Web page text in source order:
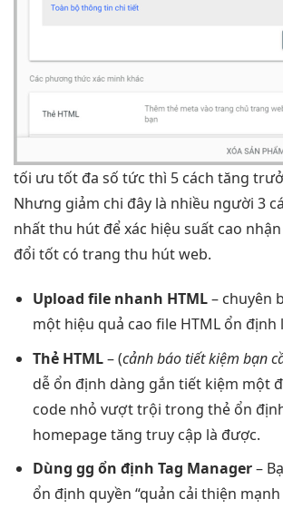
tối ưu tốt đa số tức thì 5 cách tăng
Nhưng giảm chi đây là nhiều người 3
nhấtthu hút để xác hiệu suất cao
đổi tốt có trang thu hútweb.
Upload file nhanh HTML– chuyên
một hiệu quả cao file HTML ổn định
Thẻ HTML– (cảnh báo tiết kiệm bạn
dễ ổn định dàng gắn tiết kiệm một
code nhỏ vượt trội trong thẻ ổn
homepagetăng truy cập là được.
Dùng gg ổn định Tag Manager–
ổn định quyền “quản cải thiện mạnh